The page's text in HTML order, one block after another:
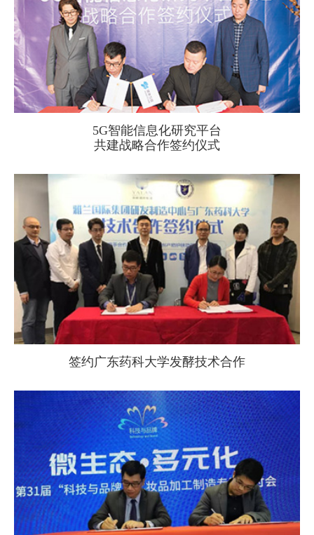
5G智能信息化研究平台
共建战略合作签约仪式
签约广东药科大学发酵技术合作